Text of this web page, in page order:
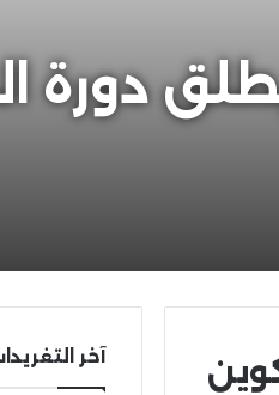
دورة
آخر